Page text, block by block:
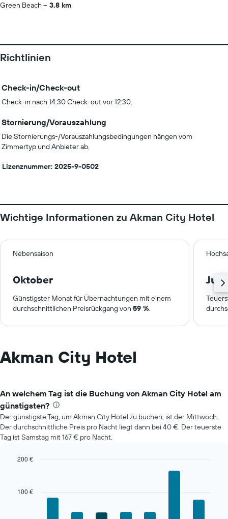
Green Beach
3.8 km
Richtlinien
Check-in/Check-out
Check-in nach 14:30 Check-out vor 12:30.
Stornierung/Vorauszahlung
Die Stornierungs-/Vorauszahlungsbedingungen hängen vom
Zimmertyp und Anbieter ab.
Lizenznummer: 2025-9-0502
Wichtige Informationen zu Akman City Hotel
Nebensaison
Oktober Juli
Günstigster Monat für Übernachtungen mit einem
durchschnittlichen Preisrückgang von 59 %.
Akman City Hotel
An welchem Tag ist die Buchung von Akman City Hotel am
günstigsten?
Der günstigste Tag, um Akman City Hotel zu buchen, ist der Mittwoch.
Der durchschnittliche Preis pro Nacht liegt dann bei 40 €. Der teuerste
Tag ist Samstag mit 167 € pro Nacht.
100 €
200 €